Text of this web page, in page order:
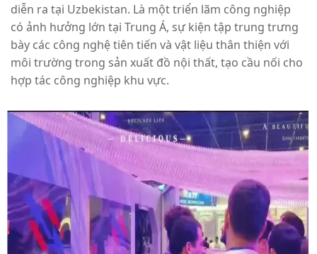
diễn ra tại Uzbekistan. Là một triển lãm công nghiệp
có ảnh hưởng lớn tại Trung Á, sự kiện tập trung trưng
bày các công nghệ tiên tiến và vật liệu thân thiện với
môi trường trong sản xuất đồ nội thất, tạo cầu nối cho
hợp tác công nghiệp khu vực.